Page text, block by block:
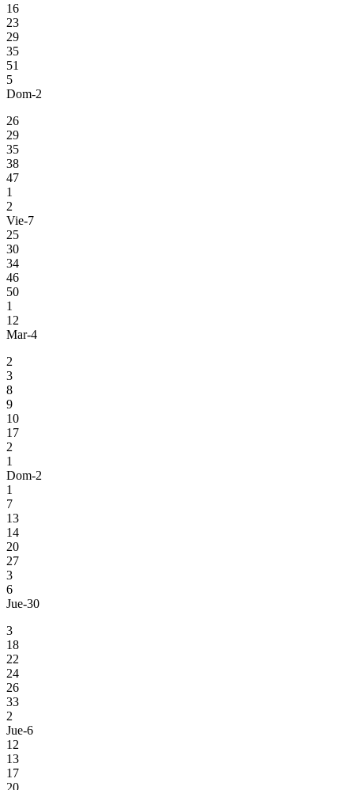
16
23
29
35
51
5
Dom-2
26
29
35
38
47
1
2
Vie-7
25
30
34
46
50
1
12
Mar-4
2
3
8
9
10
17
2
1
Dom-2
1
7
13
14
20
27
3
6
Jue-30
3
18
22
24
26
33
2
Jue-6
12
13
17
20